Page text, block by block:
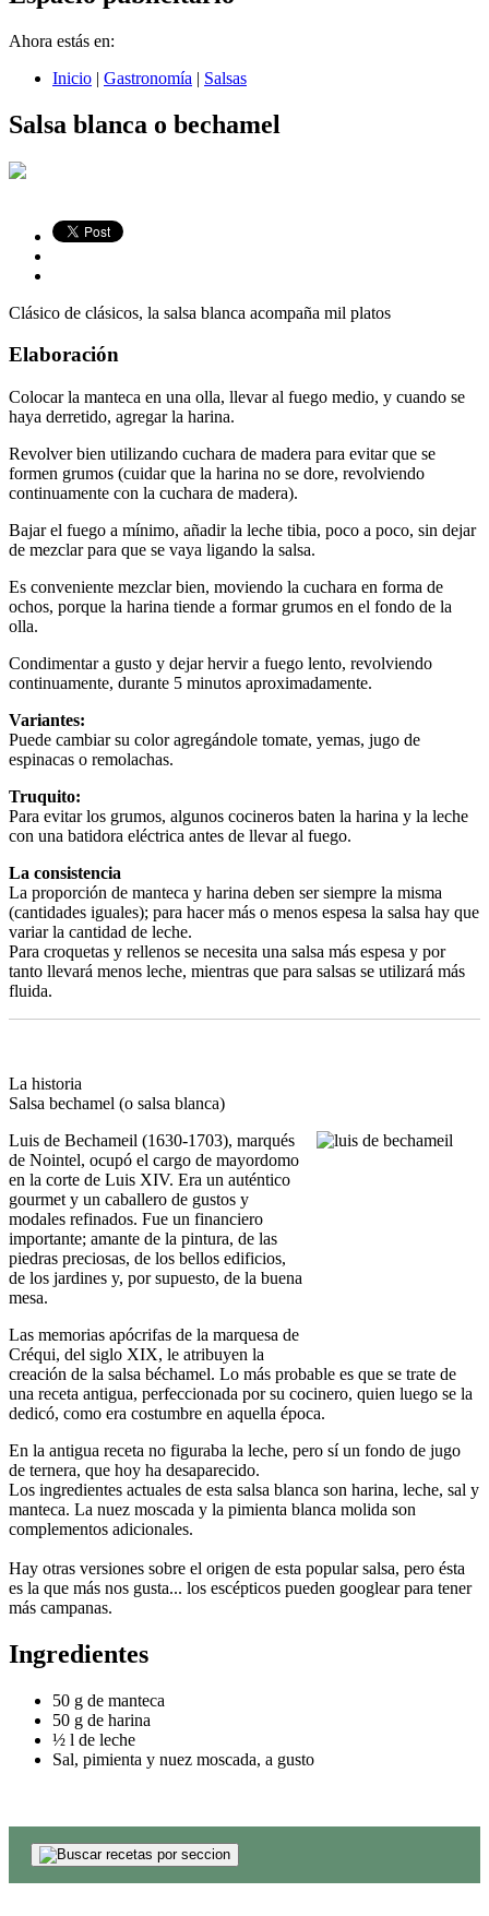
Ahora estás en:
Inicio | Gastronomía | Salsas
Salsa blanca o bechamel
Clásico de clásicos, la salsa blanca acompaña mil platos
Elaboración
Colocar la manteca en una olla, llevar al fuego medio, y cuando se
haya derretido, agregar la harina.
Revolver bien utilizando cuchara de madera para evitar que se
formen grumos (cuidar que la harina no se dore, revolviendo
continuamente con la cuchara de madera).
Bajar el fuego a mínimo, añadir la leche tibia, poco a poco, sin dejar
de mezclar para que se vaya ligando la salsa.
Es conveniente mezclar bien, moviendo la cuchara en forma de
ochos, porque la harina tiende a formar grumos en el fondo de la
olla.
Condimentar a gusto y dejar hervir a fuego lento, revolviendo
continuamente, durante 5 minutos aproximadamente.
Variantes:
Puede cambiar su color agregándole tomate, yemas, jugo de
espinacas o remolachas.
Truquito:
Para evitar los grumos, algunos cocineros baten la harina y la leche
con una batidora eléctrica antes de llevar al fuego.
La consistencia
La proporción de manteca y harina deben ser siempre la misma
(cantidades iguales); para hacer más o menos espesa la salsa hay que
variar la cantidad de leche.
Para croquetas y rellenos se necesita una salsa más espesa y por
tanto llevará menos leche, mientras que para salsas se utilizará más
fluida.
La historia
Salsa bechamel (o salsa blanca)
Luis de Bechameil (1630-1703), marqués
de Nointel, ocupó el cargo de mayordomo
en la corte de Luis XIV. Era un auténtico
gourmet y un caballero de gustos y
modales refinados. Fue un financiero
importante; amante de la pintura, de las
piedras preciosas, de los bellos edificios,
de los jardines y, por supuesto, de la buena
mesa.
Las memorias apócrifas de la marquesa de
Créqui, del siglo XIX, le atribuyen la
creación de la salsa béchamel. Lo más probable es que se trate de
una receta antigua, perfeccionada por su cocinero, quien luego se la
dedicó, como era costumbre en aquella época.
En la antigua receta no figuraba la leche, pero sí un fondo de jugo
de ternera, que hoy ha desaparecido.
Los ingredientes actuales de esta salsa blanca son harina, leche, sal y
manteca. La nuez moscada y la pimienta blanca molida son
complementos adicionales.
Hay otras versiones sobre el origen de esta popular salsa, pero ésta
es la que más nos gusta... los escépticos pueden googlear para tener
más campanas.
Ingredientes
50 g de manteca
50 g de harina
½ l de leche
Sal, pimienta y nuez moscada, a gusto